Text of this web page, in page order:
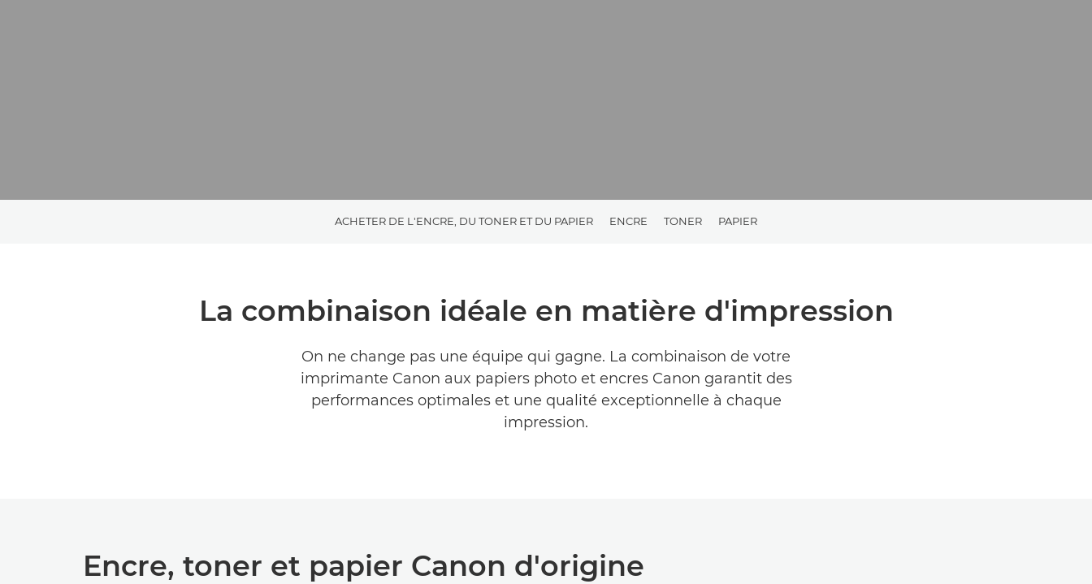
ACHETER DE L'ENCRE, DU TONER ET DU PAPIER ENCRE TONER PAPIER
La combinaison idéale en matière d'impression
On ne change pas une équipe qui gagne. La combinaison de votre
imprimante Canon aux papiers photo et encres Canon garantit des
performances optimales et une qualité exceptionnelle à chaque
impression.
Encre, toner et papier Canon d'origine